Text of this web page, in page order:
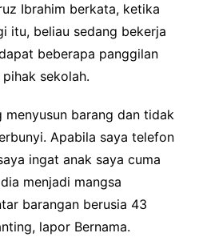
Ibrahim berkata, ketika
itu, beliau sedang bekerja
beberapa panggilan
sekolah.
menyusun barang dan tidak
Apabila saya telefon
ingat anak saya cuma
menjadi mangsa
barangan berusia 43
lapor Bernama.